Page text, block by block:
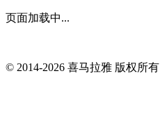
页面加载中...
© 2014-2026 喜马拉雅 版权所有